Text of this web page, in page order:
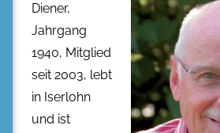
Diener,
Jahrgang
1940, Mitglied
seit 2003, lebt
in Iserlohn
und ist